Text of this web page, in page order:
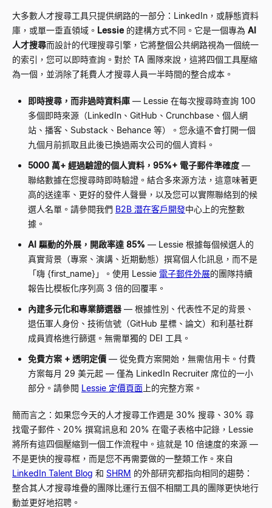
大多數人才搜尋工具只提供網路的一部分：LinkedIn，或靜態資料
庫，或單一垂直領域。 Lessie的建構方式不同。它是一個專為 AI
人才搜尋而設計的代理搜尋引擎，它將整個公共網路視為一個統一
的索引，您可以即時查詢。對於 TA 團隊來說，這將四個工具壓縮
為一個，並消除了耗費人才搜尋人員一半時間的整合成本。
即時搜尋，而非過時資料庫 — Lessie 在每次搜尋時查詢 100
多個即時來源（LinkedIn、GitHub、Crunchbase、個人網
站、播客、Substack、Behance 等）。您永遠不會打開一個
九個月前抓取且此後已換過兩次公司的個人資料。
5000 萬+ 經過驗證的個人資料，95%+ 電子郵件準確度 —
聯絡數據在您搜尋時即時驗證。結合多來源方法，這意味著更
高的送達率、更好的發件人聲譽，以及您可以實際聯絡到的候
選人名單。請參閱我們 B2B 潛在客戶開發中心上的完整數
據。
AI 驅動的外展，開啟率達 85% — Lessie 根據每個候選人的
真實背景（專案、演講、近期動態）撰寫個人化訊息，而不是
「嗨 {first_name} 」。使用 Lessie 電子郵件外展的團隊持續
報告比模板化序列高 3 倍的回覆率。
內建多元化和專業篩選器 — 根據性別、代表性不足的背景、
退伍軍人身份、技術信號（GitHub 星標、論文）和利基社群
成員資格進行篩選。無需單獨的 DEI 工具。
免費方案 + 透明定價 — 從免費方案開始，無需信用卡。付費
方案每月 29 美元起 — 僅為 LinkedIn Recruiter 席位的一小
部分。請參閱 Lessie 定價頁面 上的完整方案。
簡而言之：如果您今天的人才搜尋工作週是 30% 搜尋、30% 尋
找電子郵件、20% 撰寫訊息和 20% 在電子表格中記錄，Lessie
將所有這四個壓縮到一個工作流程中。這就是 10 倍速度的來源 —
不是更快的搜尋框，而是您不再需要做的一整類工作。來自
LinkedIn Talent Blog 和 SHRM 的外部研究都指向相同的趨勢：
整合其人才搜尋堆疊的團隊比運行五個不相關工具的團隊更快地行
動並更好地招聘。